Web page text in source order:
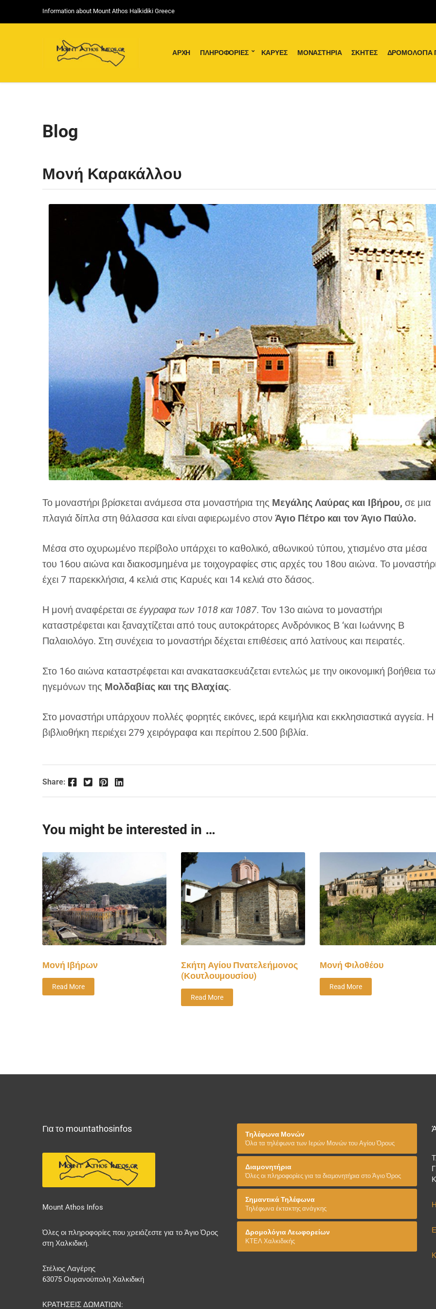
Information about Mount Athos Halkidiki Greece
ΑΡΧΉ ΠΛΗΡΟΦΟΡΊΕΣ ΚΑΡΥΈΣ ΜΟΝΑΣΤΉΡΙΑ ΣΚΉΤΕΣ ΔΡΟΜΟΛΌΓΙΑ
Blog
Μονή Καρακάλλου
Το μοναστήρι βρίσκεται ανάμεσα στα μοναστήρια της Μεγάλης Λαύρας και Ιβήρου, σε μια
πλαγιά δίπλα στη θάλασσα και είναι αφιερωμένο στον Άγιο Πέτρο και τον Άγιο Παύλο.
Μέσα στο οχυρωμένο περίβολο υπάρχει το καθολικό, αθωνικού τύπου, χτισμένο στα μέσα
του 16ου αιώνα και διακοσμημένα με τοιχογραφίες στις αρχές του 18ου αιώνα. Το
έχει 7 παρεκκλήσια, 4 κελιά στις Καρυές και 14 κελιά στο δάσος.
Η μονή αναφέρεται σε έγγραφα των 1018 και 1087. Τον 13ο αιώνα το μοναστήρι
καταστρέφεται και ξαναχτίζεται από τους αυτοκράτορες Ανδρόνικος Β ‘και Ιωάννης Β
Παλαιολόγο. Στη συνέχεια το μοναστήρι δέχεται επιθέσεις από λατίνους και πειρατές.
Στο 16ο αιώνα καταστρέφεται και ανακατασκευάζεται εντελώς με την οικονομική βοήθεια
ηγεμόνων της Μολδαβίας και της Βλαχίας.
Στο μοναστήρι υπάρχουν πολλές φορητές εικόνες, ιερά κειμήλια και εκκλησιαστικά αγγεία. Η
βιβλιοθήκη περιέχει 279 χειρόγραφα και περίπου 2.500 βιβλία.
Share: Facebook Twitter Pinterest LinkedIn
You might be interested in …
Μονή Ιβήρων
Read More
Σκήτη Αγίου Πνατελεήμονος
(Κουτλουμουσίου)
Read More
Μονή Φιλοθέου
Read More
Για το mountathosinfos
Mount Athos Infos
Όλες οι πληροφορίες που χρειάζεστε για το Άγιο Όρος
στη Χαλκιδική.
Στέλιος Λαγέρης
63075 Ουρανούπολη Χαλκιδική
ΚΡΑΤΗΣΕΙΣ ΔΩΜΑΤΙΩΝ:
Τηλέφωνα Μονών
Όλα τα τηλέφωνα των Ιερών Μονών του Αγίου Όρους
Διαμονητήρια
Όλες οι πληροφορίες για τα διαμονητήρια στο Άγιο Όρος
Σημαντικά Τηλέφωνα
Τηλέφωνα έκτακτης ανάγκης
Δρομολόγια Λεωφορείων
ΚΤΕΛ Χαλκιδικής